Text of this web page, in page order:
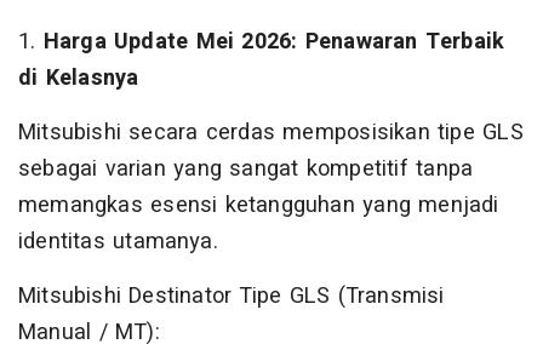
1. Harga Update Mei 2026: Penawaran Terbaik
di Kelasnya
Mitsubishi secara cerdas memposisikan tipe GLS
sebagai varian yang sangat kompetitif tanpa
memangkas esensi ketangguhan yang menjadi
identitas utamanya.
Mitsubishi Destinator Tipe GLS (Transmisi
Manual / MT):